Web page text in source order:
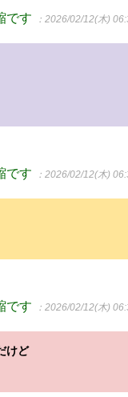
です ：2026/02/12(木)
です ：2026/02/12(木)
です ：2026/02/12(木)
けど